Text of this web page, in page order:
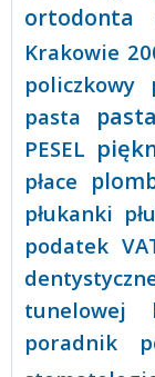
ortodonta
Krakowie
policzkowy
pasta
PESEL
płace
płukanki
podatek
tunelowej
poradnik